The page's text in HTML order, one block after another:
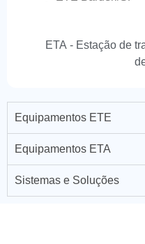
ETA - Estação de
Equipamentos ETE
Equipamentos ETA
Sistemas e Soluções